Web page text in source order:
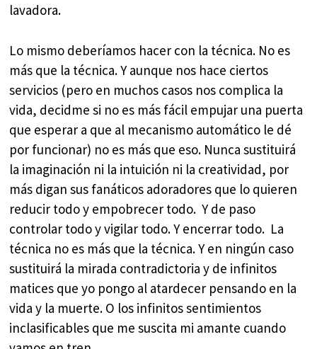
lavadora.
Lo mismo deberíamos hacer con la técnica. No es
más que la técnica. Y aunque nos hace ciertos
servicios (pero en muchos casos nos complica la
vida, decidme si no es más fácil empujar una puerta
que esperar a que al mecanismo automático le dé
por funcionar) no es más que eso. Nunca sustituirá
la imaginación ni la intuición ni la creatividad, por
más digan sus fanáticos adoradores que lo quieren
reducir todo y empobrecer todo. Y de paso
controlar todo y vigilar todo. Y encerrar todo. La
técnica no es más que la técnica. Y en ningún caso
sustituirá la mirada contradictoria y de infinitos
matices que yo pongo al atardecer pensando en la
vida y la muerte. O los infinitos sentimientos
inclasificables que me suscita mi amante cuando